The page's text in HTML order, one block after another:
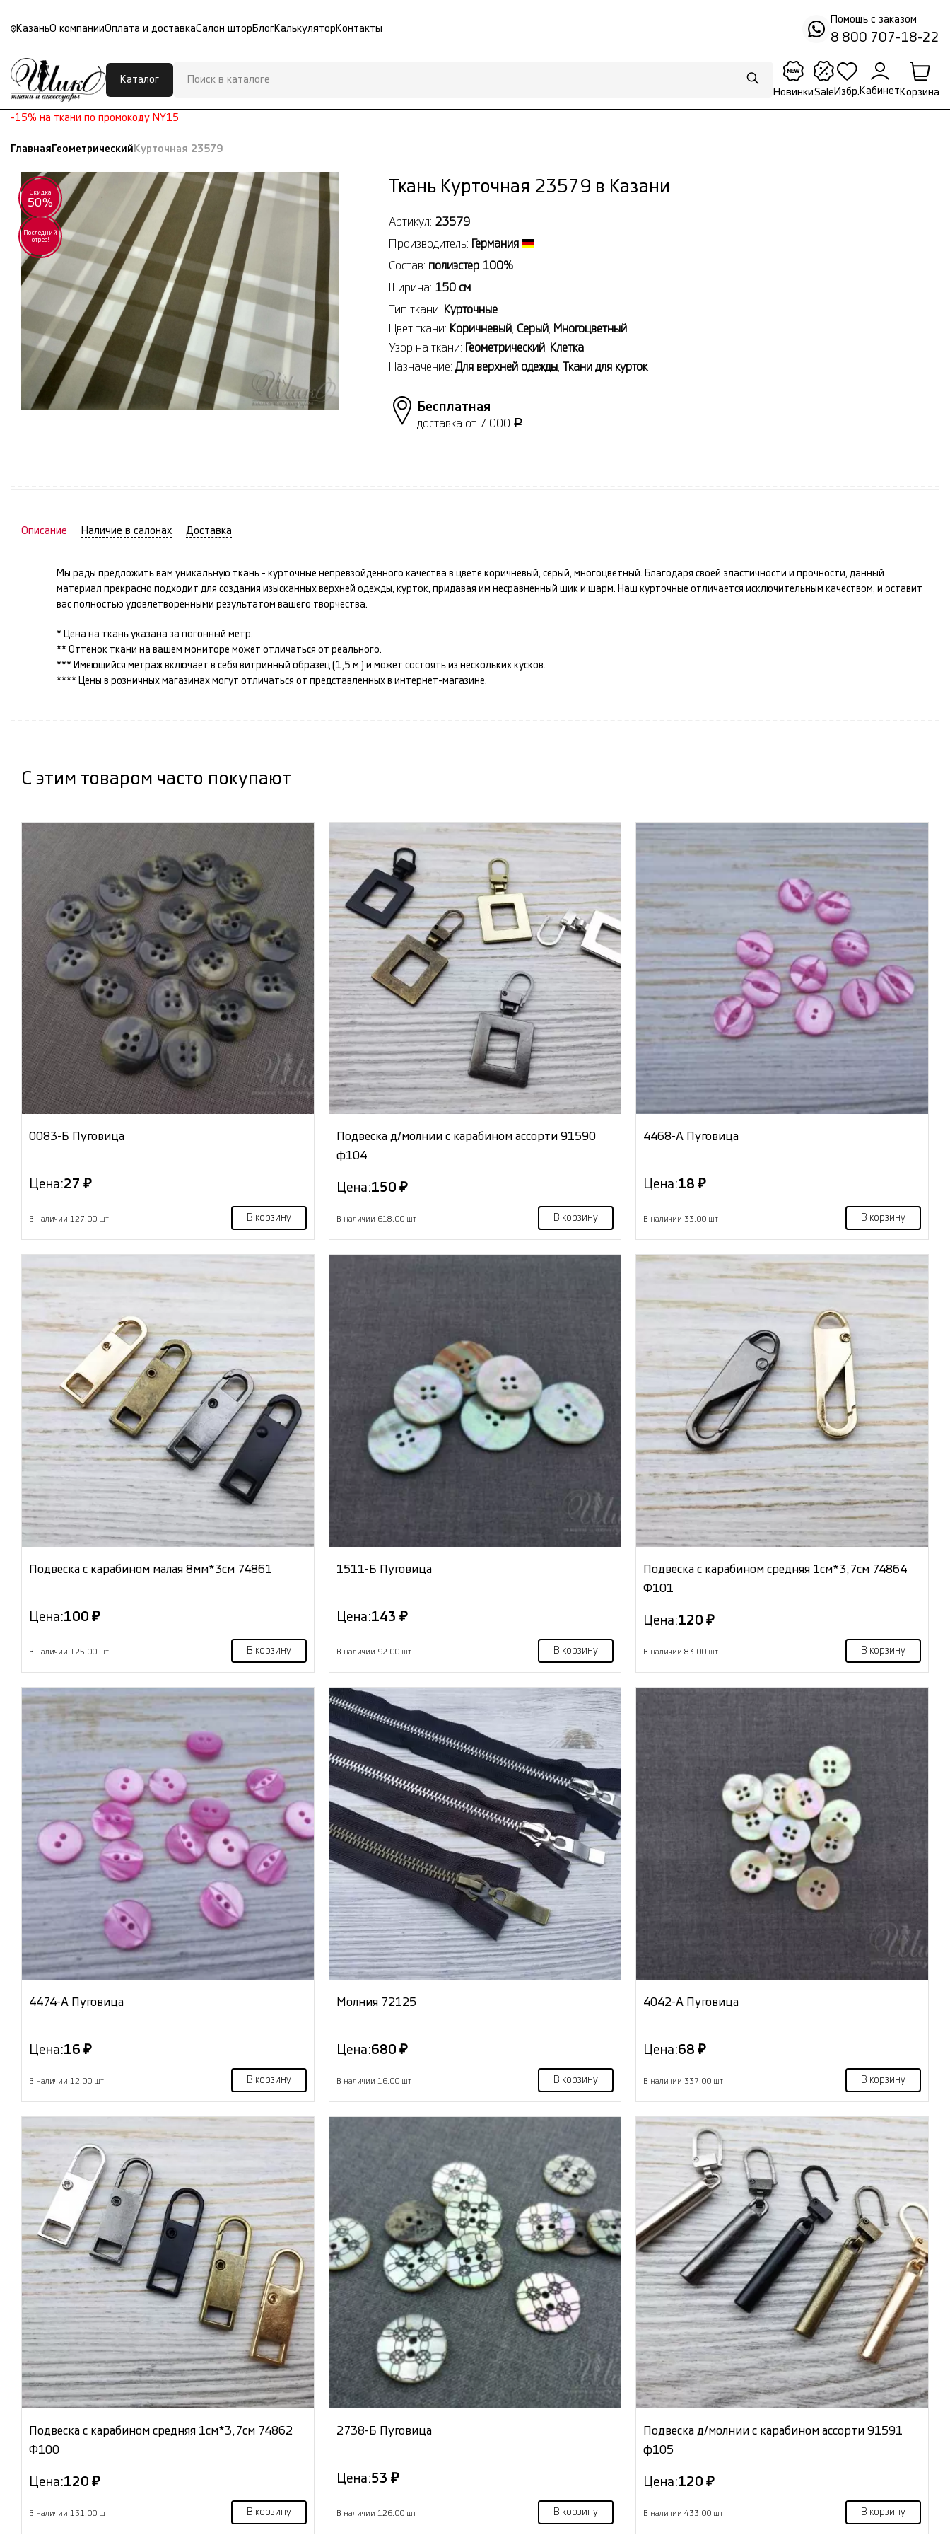
КазаньО компанииОплата и доставкаСалон штор БлогКалькулятор Контакты
Помощь с заказом
8 800 707-18-22
Каталог
НовинкиSale Избр. Кабинет Корзина
-15% на ткани по промокоду NY15
Главная Геометрический Курточная 23579
Скидка
50%
Последний
отрез!
Ткань Курточная 23579 в Казани
Артикул: 23579
Производитель: Германия
Состав: полиэстер 100%
Ширина: 150 см
Тип ткани: Курточные
Цвет ткани: Коричневый Серый Многоцветный
Узор на ткани: Геометрический Клетка
Назначение: Для верхней одежды Ткани для курток
Бесплатная
доставка от 7 000 Р
Описание Наличие в салонах Доставка
Мы рады предложить вам уникальную ткань - курточные непревзойденного качества в цвете коричневый, серый, многоцветный. Благодаря своей эластичности и прочности, данный
материал прекрасно подходит для создания изысканных верхней одежды, курток, придавая им несравненный шик и шарм. Наш курточные отличается исключительным качеством, и оставит
вас полностью удовлетворенными результатом вашего творчества.
* Цена на ткань указана за погонный метр.
** Оттенок ткани на вашем мониторе может отличаться от реального.
*** Имеющийся метраж включает в себя витринный образец (1,5 м.) и может состоять из нескольких кусков.
**** Цены в розничных магазинах могут отличаться от представленных в интернет-магазине.
С этим товаром часто покупают
0083-Б Пуговица
Цена:27 ₽
В наличии 127.00 шт В корзину
Подвеска д/молнии с карабином ассорти 91590
ф104
Цена:150 ₽
В наличии 618.00 шт В корзину
4468-А Пуговица
Цена:18 ₽
В наличии 33.00 шт В корзину
Подвеска с карабином малая 8мм*3см 74861
Цена:100 ₽
В наличии 125.00 шт В корзину
1511-Б Пуговица
Цена:143 ₽
В наличии 92.00 шт В корзину
Подвеска с карабином средняя 1см*3,7см 74864
Ф101
Цена:120 ₽
В наличии 83.00 шт В корзину
4474-А Пуговица
Цена:16 ₽
В наличии 12.00 шт В корзину
Молния 72125
Цена:680 ₽
В наличии 16.00 шт В корзину
4042-А Пуговица
Цена:68 ₽
В наличии 337.00 шт В корзину
Подвеска с карабином средняя 1см*3,7см 74862
Ф100
Цена:120 ₽
В наличии 131.00 шт В корзину
2738-Б Пуговица
Цена:53 ₽
В наличии 126.00 шт В корзину
Подвеска д/молнии с карабином ассорти 91591
ф105
Цена:120 ₽
В наличии 433.00 шт В корзину